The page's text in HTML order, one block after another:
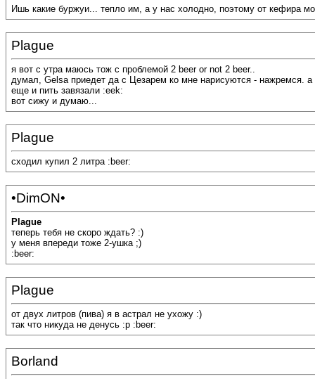
Ишь какие буржуи... тепло им, а у нас холодно, поэтому от кефира
Plague
я вот с утра маюсь тож с проблемой 2 beer or not 2 beer..
думал, Gelsa приедет да с Цезарем ко мне нарисуются - нажремся.
еще и пить завязали :eek:
вот сижу и думаю...
Plague
сходил купил 2 литра :beer:
•DimON•
Plague
теперь тебя не скоро ждать? :)
у меня впереди тоже 2-ушка ;)
:beer:
Plague
от двух литров (пива) я в астрал не ухожу :)
так что никуда не денусь :p :beer:
Borland